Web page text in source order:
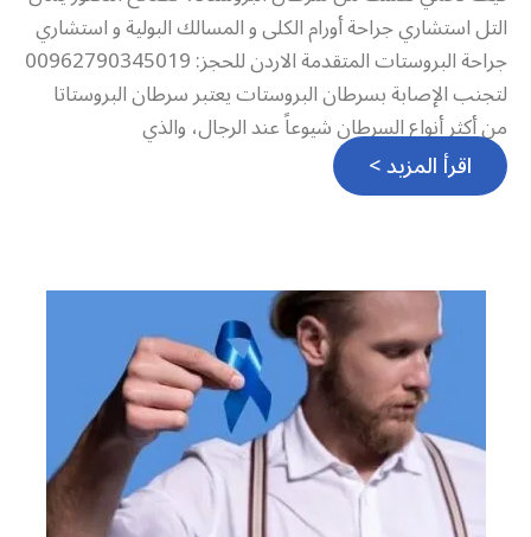
التل استشاري جراحة أورام الكلى و المسالك البولية و استشاري
جراحة البروستات المتقدمة الاردن للحجز: 00962790345019
لتجنب الإصابة بسرطان البروستات يعتبر سرطان البروستاتا
من أكثر أنواع السرطان شيوعاً عند الرجال، والذي
اقرأ المزيد >